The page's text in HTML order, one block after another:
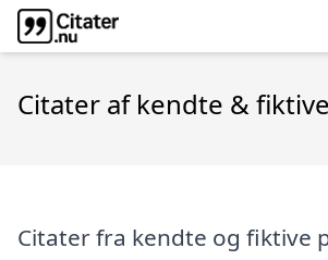
Citater af kendte &
Citater fra kendte og fiktive